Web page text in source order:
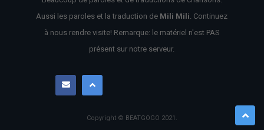
Aussi les paroles et la traduction de Mili Mili. Continuez
à nous rendre visite! Remarque: le matériel n'est PAS
présent sur notre serveur.
Copyright © BEATGOGO 2021 .